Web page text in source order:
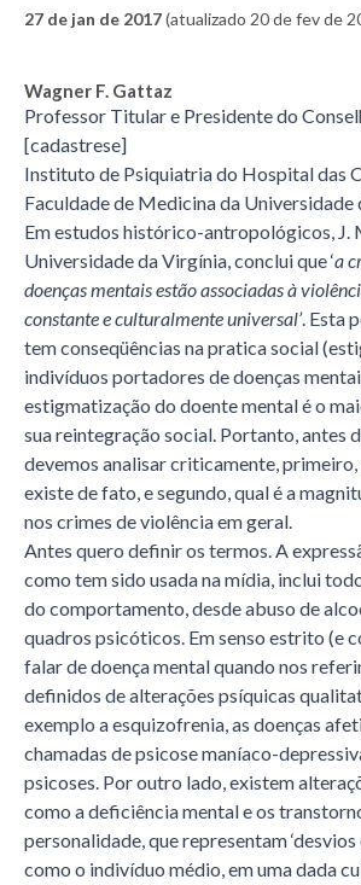
27 de jan de 2017(atualizado 20 de fev de
Wagner F. Gattaz
Professor Titular e Presidente do
[cadastrese]
Instituto de Psiquiatria do Hospital das
Faculdade de Medicina da Universidade
Em estudos histórico-antropológicos, J.
Universidade da Virgínia, conclui que ‘a
doenças mentais estão associadas à
constante e culturalmente universal’. Esta
tem conseqüências na pratica social
indivíduos portadores de doenças
estigmatização do doente mental é o
sua reintegração social. Portanto, antes
devemos analisar criticamente, primeiro,
existe de fato, e segundo, qual é a
nos crimes de violência em geral.
Antes quero definir os termos. A
como tem sido usada na mídia, inclui
do comportamento, desde abuso de
quadros psicóticos. Em senso estrito (e
falar de doença mental quando nos
definidos de alterações psíquicas
exemplo a esquizofrenia, as doenças
chamadas de psicose maníaco-
psicoses. Por outro lado, existem
como a deficiência mental e os
personalidade, que representam
como o indivíduo médio, em uma dada